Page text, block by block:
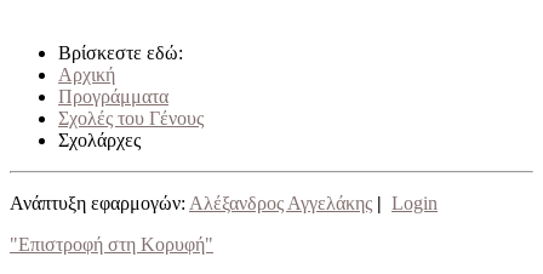
Βρίσκεστε εδώ:
Αρχική
Προγράμματα
Σχολές του Γένους
Σχολάρχες
Ανάπτυξη εφαρμογών: Αλέξανδρος Αγγελάκης | Login
"Επιστροφή στη Κορυφή"